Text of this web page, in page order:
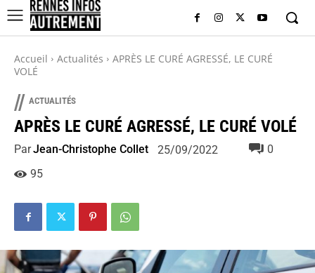
Accueil Actualités
APRÈS LE CURÉ AGRESSÉ, LE CURÉ
VOLÉ
// ACTUALITÉS
APRÈS LE CURÉ AGRESSÉ, LE CURÉ VOLÉ
ParJean-Christophe Collet 25/09/2022
0
95